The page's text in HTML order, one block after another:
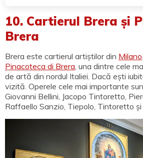
10. Cartierul Brera și
Brera
Brera este cartierul artiștilor din Milano
Pinacoteca di Brera, una dintre cele
de artă din nordul Italiei. Dacă ești
vizită. Operele cele mai importante
Giovanni Bellini, Jacopo Tintoretto,
Raffaello Sanzio, Tiepolo, Tintoretto și